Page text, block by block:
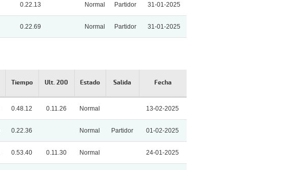
0.22.13 Normal Partidor 31-01-2025
0.22.69 Normal Partidor 31-01-2025
Tiempo Ult. 200 Estado Salida Fecha
0.48.12 0.11.26 Normal 13-02-2025
0.22.36 Normal Partidor 01-02-2025
0.53.40 0.11.30 Normal 24-01-2025